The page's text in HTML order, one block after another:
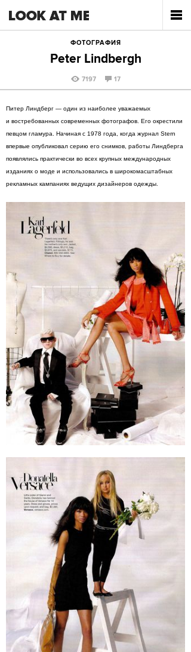
ФОТОГРАФИЯ
Peter Lindbergh
7197 17
Питер Линдберг — один из наиболее уважаемых
и востребованных современных фотографов. Его окрестили
певцом гламура. Начиная с 1978 года, когда журнал Stern
впервые опубликовал серию его снимков, работы Линдберга
появлялись практически во всех крупных международных
изданиях о моде и использовались в широкомасштабных
рекламных кампаниях ведущих дизайнеров одежды.